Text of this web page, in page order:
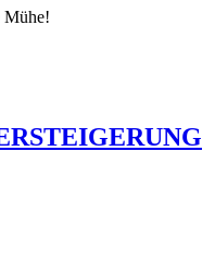
Mühe!